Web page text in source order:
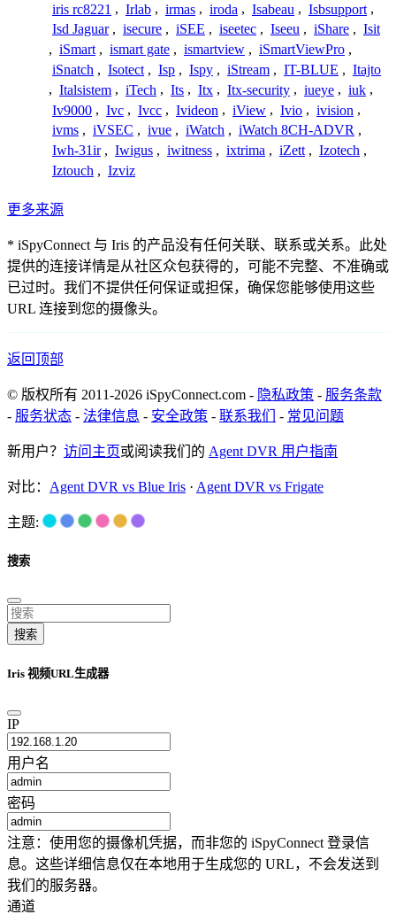
iris rc8221 , Irlab , irmas , iroda , Isabeau , Isbsupport ,
Isd Jaguar , isecure , iSEE , iseetec , Iseeu , iShare , Isit
, iSmart , ismart gate , ismartview , iSmartViewPro ,
iSnatch , Isotect , Isp , Ispy , iStream , IT-BLUE , Itajto
, Italsistem , iTech , Its , Itx , Itx-security , iueye , iuk ,
Iv9000 , Ivc , Ivcc , Ivideon , iView , Ivio , ivision ,
ivms , iVSEC , ivue , iWatch , iWatch 8CH-ADVR ,
Iwh-31ir , Iwigus , iwitness , ixtrima , iZett , Izotech ,
Iztouch , Izviz
更多来源
* iSpyConnect 与 Iris 的产品没有任何关联、联系或关系。此处
提供的连接详情是从社区众包获得的，可能不完整、不准确或
已过时。我们不提供任何保证或担保，确保您能够使用这些
URL 连接到您的摄像头。
返回顶部
© 版权所有 2011-2026 iSpyConnect.com - 隐私政策 - 服务条款
- 服务状态 - 法律信息 - 安全政策 - 联系我们 - 常见问题
新用户？ 访问主页或阅读我们的 Agent DVR 用户指南
对比： Agent DVR vs Blue Iris · Agent DVR vs Frigate
主题:
搜索
搜索
Iris 视频URL生成器
IP
用户名
密码
注意：使用您的摄像机凭据，而非您的 iSpyConnect 登录信
息。这些详细信息仅在本地用于生成您的 URL，不会发送到
我们的服务器。
通道